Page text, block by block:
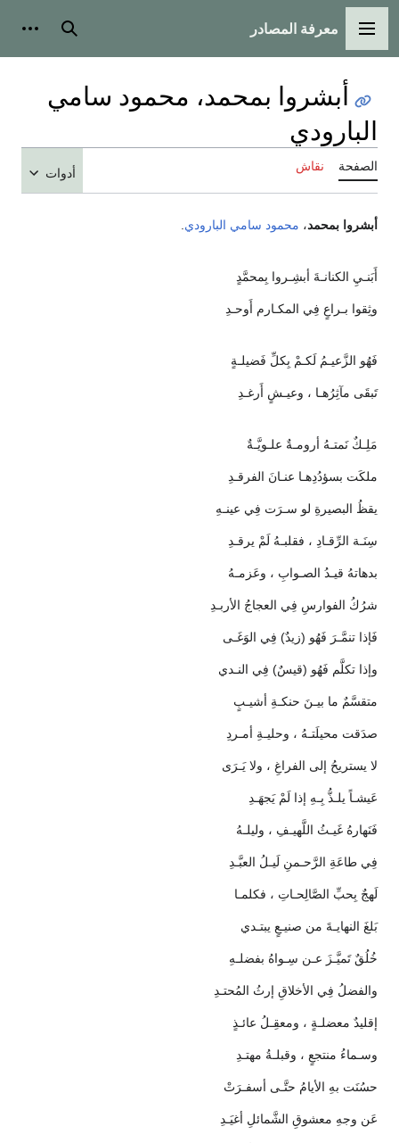
القائمة الرئيسية
معرفة المصادر بحث
أبشروا بمحمد، محمود سامي
البارودي
الصفحة نقاش أدوات
أبشروا بمحمد، محمود سامي البارودي
أَبَنـيِ الكنانـةَ أبشِـروا بِمحمَّدٍ
وثِقوا بـراعٍ فِي المكـارم أَوحـدِ
فَهُو الزَّعيـمُ لَكـمْ بِكلِّ فَضيلـةٍ
تَبقَى مآثِرُهـا ، وعيـشٍ أَرغـدِ
مَلِـكٌ نَمتـهُ أرومـةٌ علـويَّـةٌ
ملكَت بسؤدُدِهـا عنـانَ الفرقـدِ
يقظُ البصيرةِ لو سـرَت فِي عينـهِ
سِنَـة الرِّقـادِ ، فقلبـهُ لَمْ يرقـدِ
بدهاتهُ قيـدُ الصـوابِ ، وعَزمـهُ
شرُكُ الفوارسِ فِي العجاجُ الأربـدِ
فَإذا تنمَّـرَ فَهُو (زيدٌ) فِي الوَغَـى
وإذا تكلَّم فَهُو (قيسٌ) فِي النـدي
متقسَّمٌ ما بيـنَ حنكـةِ أشيـبٍ
صدَقت محيلَتـهُ ، وحليـةِ أمـردِ
لا يستريحُ إلى الفراغِ ، ولا يَـرَى
عَيشـاً يلـذُّ بِـهِ إذا لَمْ يَجهَـدِ
فَنَهارهُ غَيـثُ اللَّهيـفِ ، وليلـهُ
فِي طاعَةِ الرَّحـمنِ لَيـلُ العبَّـدِ
لَهجٌ بِحبِّ الصَّالِحـاتِ ، فكلمـا
بَلغَ النهايـةَ من صنيـعٍ يبتـدي
خُلُقٌ تَميَّـزَ عـن سِـواهُ بفضلـهِ
والفضلُ فِي الأخلاقِ إرثُ المُحتـدِ
إقليدٌ معضلـةٍ ، ومعقِـلُ عائـذٍ
وسـماءُ منتجعٍ ، وقبلـةُ مهتـدِ
حسُنَت بهِ الأيامُ حتَّـى أسفـرَتْ
عَن وجهِ معشوقِ الشَّمائلِ أغيَـدِ